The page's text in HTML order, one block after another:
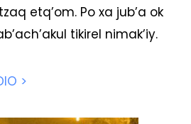
etq’om. Po xa jub’a ok
tikirel nimak’iy.
>